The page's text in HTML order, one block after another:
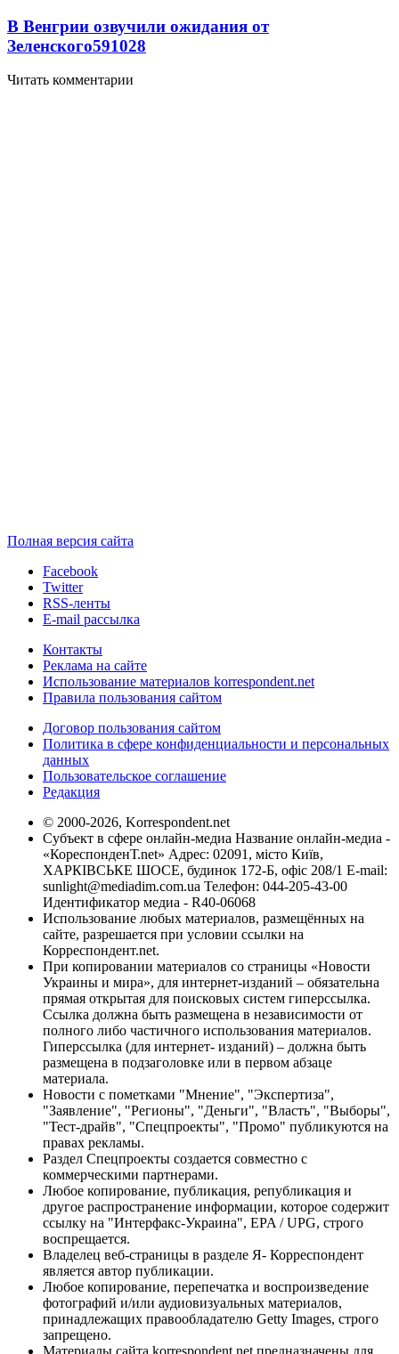
В Венгрии озвучили ожидания от
Зеленского591028
Читать комментарии
Полная версия сайта
Facebook
Twitter
RSS-ленты
E-mail рассылка
Контакты
Реклама на сайте
Использование материалов korrespondent.net
Правила пользования сайтом
Договор пользования сайтом
Политика в сфере конфиденциальности и персональных
данных
Пользовательское соглашение
Редакция
© 2000-2026, Korrespondent.net
Субъект в сфере онлайн-медиа Название онлайн-медиа -
«КореспонденТ.net» Адрес: 02091, місто Київ,
ХАРКІВСЬКЕ ШОСЕ, будинок 172-Б, офіс 208/1 E-mail:
sunlight@mediadim.com.ua Телефон: 044-205-43-00
Идентификатор медиа - R40-06068
Использование любых материалов, размещённых на
сайте, разрешается при условии ссылки на
Корреспондент.net.
При копировании материалов со страницы «Новости
Украины и мира», для интернет-изданий – обязательна
прямая открытая для поисковых систем гиперссылка.
Ссылка должна быть размещена в независимости от
полного либо частичного использования материалов.
Гиперссылка (для интернет- изданий) – должна быть
размещена в подзаголовке или в первом абзаце
материала.
Новости с пометками "Мнение", "Экспертиза",
"Заявление", "Регионы", "Деньги", "Власть", "Выборы",
"Тест-драйв", "Спецпроекты", "Промо" публикуются на
правах рекламы.
Раздел Спецпроекты создается совместно с
коммерческими партнерами.
Любое копирование, публикация, републикация и
другое распространение информации, которое содержит
ссылку на "Интерфакс-Украина", EPA / UPG, строго
воспрещается.
Владелец веб-страницы в разделе Я- Корреспондент
является автор публикации.
Любое копирование, перепечатка и воспроизведение
фотографий и/или аудиовизуальных материалов,
принадлежащих правообладателю Getty Images, строго
запрещено.